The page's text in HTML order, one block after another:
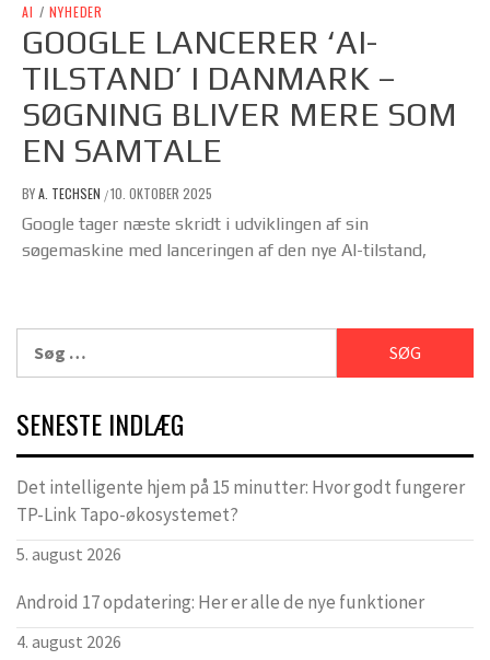
AI / NYHEDER
GOOGLE LANCERER ‘AI-
TILSTAND’ I DANMARK –
SØGNING BLIVER MERE SOM
EN SAMTALE
BYA. TECHSEN /10. OKTOBER 2025
Google tager næste skridt i udviklingen af sin
søgemaskine med lanceringen af den nye AI-tilstand,
efter:
SENESTE INDLÆG
Det intelligente hjem på 15 minutter: Hvor godt fungerer
TP-Link Tapo-økosystemet?
5. august 2026
Android 17 opdatering: Her er alle de nye funktioner
4. august 2026